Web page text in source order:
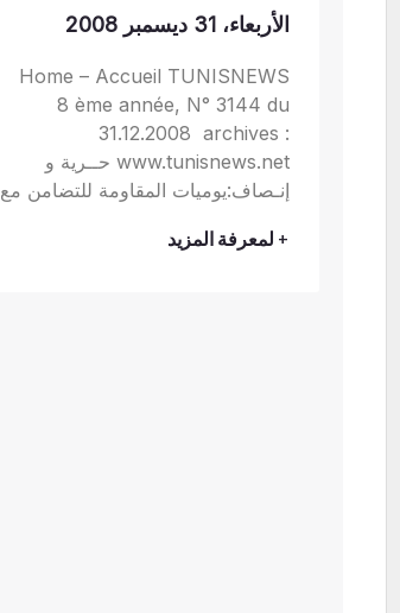
الأربعاء، 31 ديسمبر 2008
Home – Accueil TUNISNEWS
8 ème année, N° 3144 du
31.12.2008 archives :
www.tunisnews.net حــرية و
إنـصاف:يوميات المقاومة للتضامن مع
+ لمعرفة المزيد